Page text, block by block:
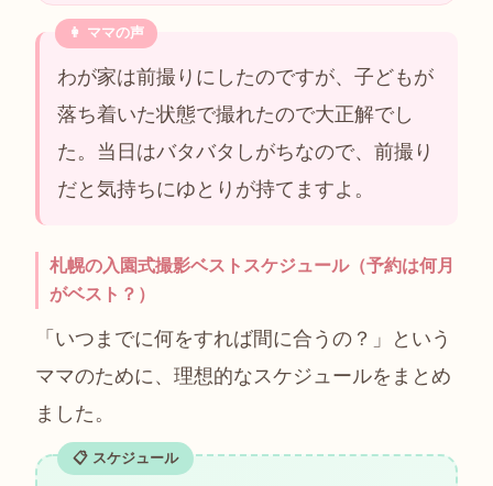
わが家は前撮りにしたのですが、子どもが
落ち着いた状態で撮れたので大正解でし
た。当日はバタバタしがちなので、前撮り
だと気持ちにゆとりが持てますよ。
札幌の入園式撮影ベストスケジュール（予約は何月
がベスト？）
「いつまでに何をすれば間に合うの？」という
ママのために、理想的なスケジュールをまとめ
ました。